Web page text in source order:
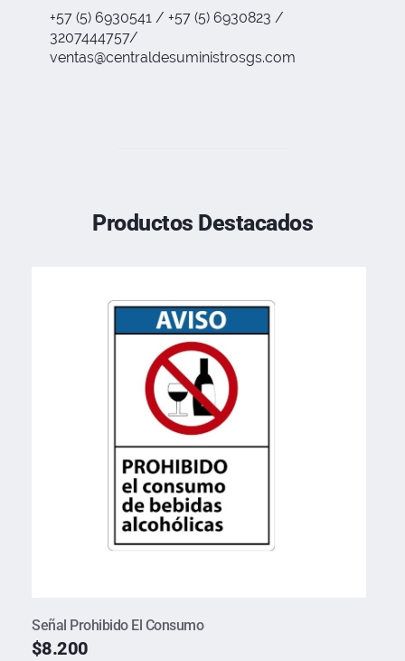
+57 (5) 6930541 / +57 (5) 6930823 /
3207444757/
ventas@centraldesuministrosgs.com
Productos Destacados
Señal Prohibido El Consumo
$8.200